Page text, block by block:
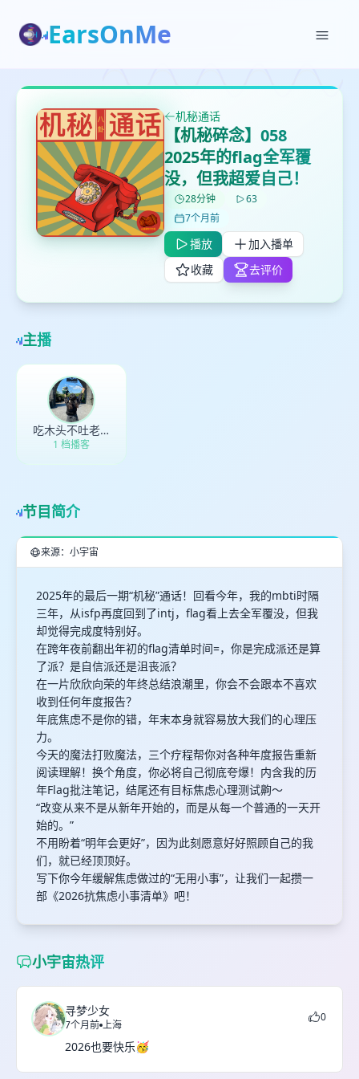
EarsOnMe
机秘通话
【机秘碎念】058
2025年的flag全军覆
没，但我超爱自己！
28分钟
63
7个月前
播放
加入播单
收藏
去评价
主播
吃木头不吐老阿机
1 档播客
节目简介
来源：小宇宙
2025年的最后一期“机秘”通话！回看今年，我的mbti时隔
三年，从isfp再度回到了intj，flag看上去全军覆没，但我
却觉得完成度特别好。
在跨年夜前翻出年初的flag清单时间=，你是完成派还是算
了派？是自信派还是沮丧派？
在一片欣欣向荣的年终总结浪潮里，你会不会跟本不喜欢
收到任何年度报告？
年底焦虑不是你的错，年末本身就容易放大我们的心理压
力。
今天的魔法打败魔法，三个疗程帮你对各种年度报告重新
阅读理解！换个角度，你必将自己彻底夸爆！内含我的历
年Flag批注笔记，结尾还有目标焦虑心理测试齁～
“改变从来不是从新年开始的，而是从每一个普通的一天开
始的。”
不用盼着“明年会更好”，因为此刻愿意好好照顾自己的我
们，就已经顶顶好。
写下你今年缓解焦虑做过的“无用小事”，让我们一起攒一
部《2026抗焦虑小事清单》吧！
小宇宙热评
寻梦少女
7个月前 上海
0
2026也要快乐🥳
打分
鼠标下留人
删除确认
取消 确认删除
加入播单
创建